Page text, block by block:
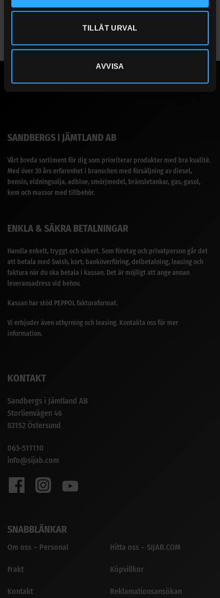
TILLÅT URVAL
AVVISA
SANDBERGS I JÄMTLAND AB
Vårt breda sortiment för dig som prioriterar produkter med bra kvalité.
Med över 30 års erfarenhet i branschen med försäljning av diesel,
bensin, eldningsolja, adblue, smörjmedel, bränsletankar, gas, gasol,
kem och massor med tillbehör.
ENKLA & SÄKRA BETALNINGAR
Handla enkelt, tryggt och säkert. Som företag och privatperson går det
att betala med Swish, kort, banköverföring, delbetalning, leasing och
faktura när du ska betala i kassan. Det är möjligt att ange annan
leveransadress vid behov.
Kassan har stöd PEPPOL fakturaformat.
Vi erbjuder även uthyrning och leasing. Kontakta oss för mer
information.
KONTAKT
Sandbergs i Jämtland AB
Storlienvägen 46
83152 Östersund
063-511110
info@sijab.com
SNABBLÄNKAR
Om oss – Personal
Frakt
Kontakt
Hitta oss – SIJAB.COM
Köpvillkor
Reklamationsansökan